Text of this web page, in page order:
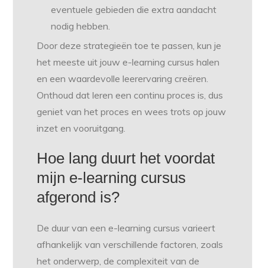
eventuele gebieden die extra aandacht
nodig hebben.
Door deze strategieën toe te passen, kun je
het meeste uit jouw e-learning cursus halen
en een waardevolle leerervaring creëren.
Onthoud dat leren een continu proces is, dus
geniet van het proces en wees trots op jouw
inzet en vooruitgang.
Hoe lang duurt het voordat
mijn e-learning cursus
afgerond is?
De duur van een e-learning cursus varieert
afhankelijk van verschillende factoren, zoals
het onderwerp, de complexiteit van de